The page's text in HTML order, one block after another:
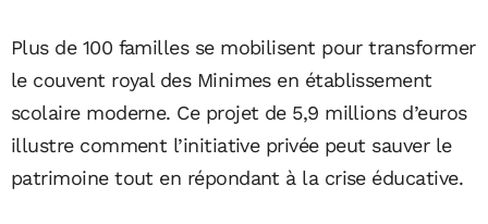
Plus de 100 familles se mobilisent pour transformer
le couvent royal des Minimes en établissement
scolaire moderne. Ce projet de 5,9 millions d’euros
illustre comment l’initiative privée peut sauver le
patrimoine tout en répondant à la crise éducative.